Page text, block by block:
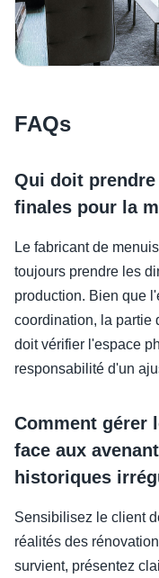
FAQs
Qui doit
finales pour la
Le fabricant de
toujours prendre les
production. Bien que
coordination, la partie
doit vérifier l'espace
responsabilité d'un
Comment gérer
face aux
historiques
Sensibilisez le client
réalités des
survient, présentez